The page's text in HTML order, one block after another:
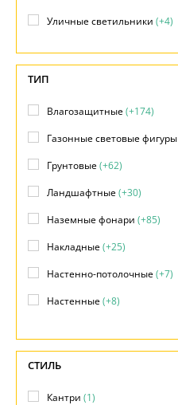
Отзывы
Дизайнерам
Бренды
Контакты
Уличные светильники (+4)
ТИП
Влагозащитные(+174)
Газонные световые фигуры
Грунтовые(+62)
Ландшафтные(+30)
Наземные фонари (+85)
Накладные(+25)
Настенно-потолочные(+7)
Настенные(+8)
Подвесные(+10)
СТИЛЬ
Кантри (1)